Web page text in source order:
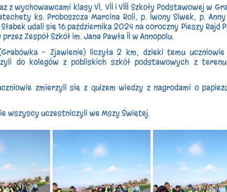
z wychowawcami klasy VI, VII i VIII Szkoły Podstawowej w
ks. Proboszcza Marcina Roli, p. Iwony Siwek, p.
udali się 16 października 2024 na coroczny Pieszy Rajd
Zespół Szkół im. Jana Pawła II w Annopolu.
- Zjawienie) liczyła 2 km, dzieki temu
do kolegów z pobliskich szkół podstawowych z
zmierzyli się z quizem wiedzy z nagrodami o
wszyscy uczestniczyli we Mszy Świętej.